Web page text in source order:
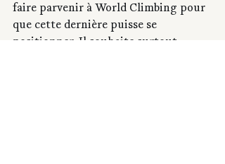
faire parvenir à World Climbing pour
que cette dernière puisse se
positionner. Il souhaite surtout